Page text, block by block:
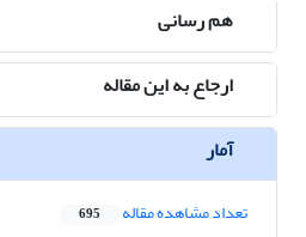
هم رسانی
ارجاع به این مقاله
آمار
تعداد مشاهده مقاله 695